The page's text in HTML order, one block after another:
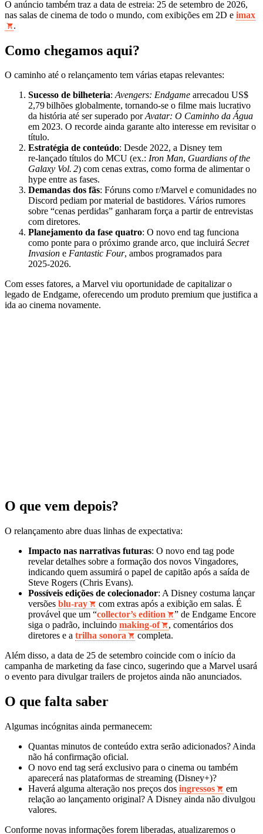
O anúncio também traz a data de estreia: 25 de setembro de 2026,
nas salas de cinema de todo o mundo, com exibições em 2D e imax
.
Como chegamos aqui?
O caminho até o relançamento tem várias etapas relevantes:
Sucesso de bilheteria:Avengers: Endgame arrecadou US$
2,79 bilhões globalmente, tornando‑se o filme mais lucrativo
da história até ser superado porAvatar: O Caminho da Água
em 2023. O recorde ainda garante alto interesse em revisitar o
título.
Estratégia de conteúdo: Desde 2022, a Disney tem
re‑lançado títulos do MCU (ex.: Iron Man, Guardians of the
Galaxy Vol. 2) com cenas extras, como forma de alimentar o
hype entre as fases.
Demandas dos fãs: Fóruns como r/Marvel e comunidades no
Discord pediam por material de bastidores. Vários rumores
sobre “cenas perdidas” ganharam força a partir de entrevistas
com diretores.
Planejamento da fase quatro: O novo end tag funciona
como ponte para o próximo grande arco, que incluirá Secret
Invasion e Fantastic Four, ambos programados para
2025‑2026.
Com esses fatores, a Marvel viu oportunidade de capitalizar o
legado de Endgame, oferecendo um produto premium que justifica a
ida ao cinema novamente.
O que vem depois?
O relançamento abre duas linhas de expectativa:
Impacto nas narrativas futuras: O novo end tag pode
revelar detalhes sobre a formação dos novos Vingadores,
indicando quem assumirá o papel de capitão após a saída de
Steve Rogers (Chris Evans).
Possíveis edições de colecionador: A Disney costuma lançar
versões blu‑ray
com extras após a exibição em salas. É
provável que um “collector’s edition
” de Endgame Encore
siga o padrão, incluindo making‑of
, comentários dos
diretores e a trilha sonora
completa.
Além disso, a data de 25 de setembro coincide com o início da
campanha de marketing da fase cinco, sugerindo que a Marvel usará
o evento para divulgar trailers de projetos ainda não anunciados.
O que falta saber
Algumas incógnitas ainda permanecem:
Quantas minutos de conteúdo extra serão adicionados? Ainda
não há confirmação oficial.
O novo end tag será exclusivo para o cinema ou também
aparecerá nas plataformas de streaming (Disney+)?
Haverá alguma alteração nos preços dos ingressos
em
relação ao lançamento original? A Disney ainda não divulgou
valores.
Conforme novas informações forem liberadas, atualizaremos o